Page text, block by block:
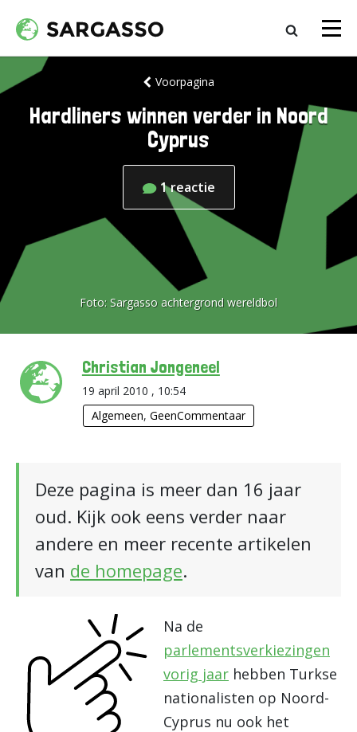
Voorpagina
Hardliners winnen verder in Noord
Cyprus
1reactie
Foto: Sargasso achtergrond wereldbol
Christian Jongeneel
19 april 2010 , 10:54
Algemeen, GeenCommentaar
Deze pagina is meer dan 16 jaar
oud. Kijk ook eens verder naar
andere en meer recente artikelen
van de homepage.
Na de
parlementsverkiezingen
vorig jaar hebben Turkse
nationalisten op Noord-
Cyprus nu ook het